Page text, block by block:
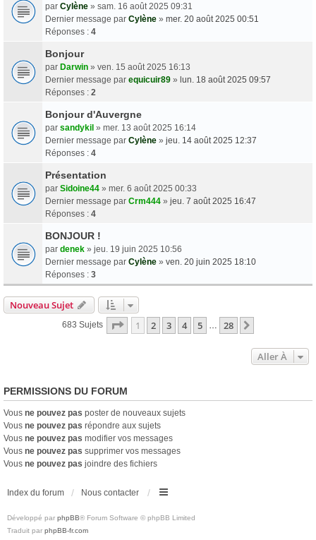
par Cylène » sam. 16 août 2025 09:31
Dernier message par Cylène » mer. 20 août 2025 00:51
Réponses : 4
Bonjour
par Darwin » ven. 15 août 2025 16:13
Dernier message par equicuir89 » lun. 18 août 2025 09:57
Réponses : 2
Bonjour d'Auvergne
par sandykil » mer. 13 août 2025 16:14
Dernier message par Cylène » jeu. 14 août 2025 12:37
Réponses : 4
Présentation
par Sidoine44 » mer. 6 août 2025 00:33
Dernier message par Crm444 » jeu. 7 août 2025 16:47
Réponses : 4
BONJOUR !
par denek » jeu. 19 juin 2025 10:56
Dernier message par Cylène » ven. 20 juin 2025 18:10
Réponses : 3
Nouveau Sujet
683 Sujets Page 1Sur
1 2 3 4 5 28
Aller À
PERMISSIONS DU FORUM
Vous ne pouvez pas poster de nouveaux sujets
Vous ne pouvez pas répondre aux sujets
Vous ne pouvez pas modifier vos messages
Vous ne pouvez pas supprimer vos messages
Vous ne pouvez pas joindre des fichiers
Index du forum Nous contacter
Développé par phpBB® Forum Software © phpBB Limited
Traduit par phpBB-fr.com